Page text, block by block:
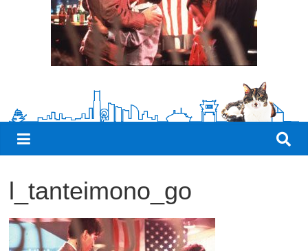
リ
ン
い
映
画
l_tanteimono_go